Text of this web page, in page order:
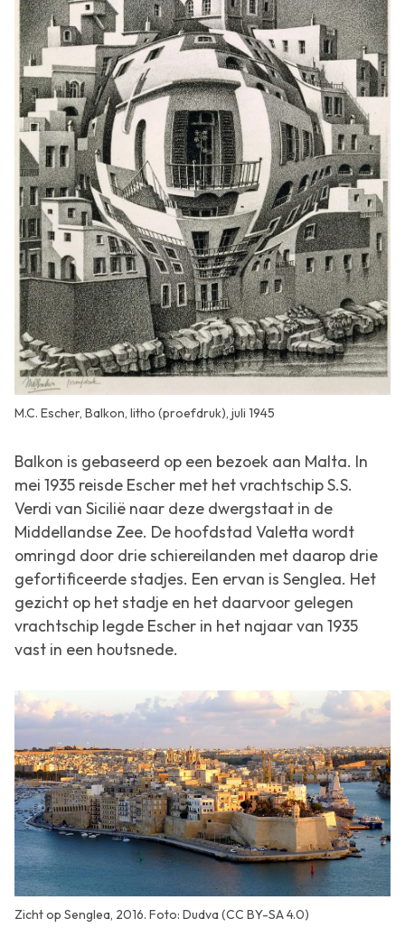
M.C. Escher, Balkon, litho (proefdruk), juli 1945
Balkon is gebaseerd op een bezoek aan Malta. In
mei 1935 reisde Escher met het vrachtschip S.S.
Verdi van Sicilië naar deze dwergstaat in de
Middellandse Zee. De hoofdstad Valetta wordt
omringd door drie schiereilanden met daarop drie
gefortificeerde stadjes. Een ervan is Senglea. Het
gezicht op het stadje en het daarvoor gelegen
vrachtschip legde Escher in het najaar van 1935
vast in een houtsnede.
Zicht op Senglea, 2016. Foto: Dudva (CC BY-SA 4.0)